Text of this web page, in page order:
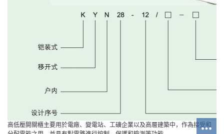
高低壓開關櫃主要用於電廠、變電站、工礦企業以及高層建築中，作為接受和